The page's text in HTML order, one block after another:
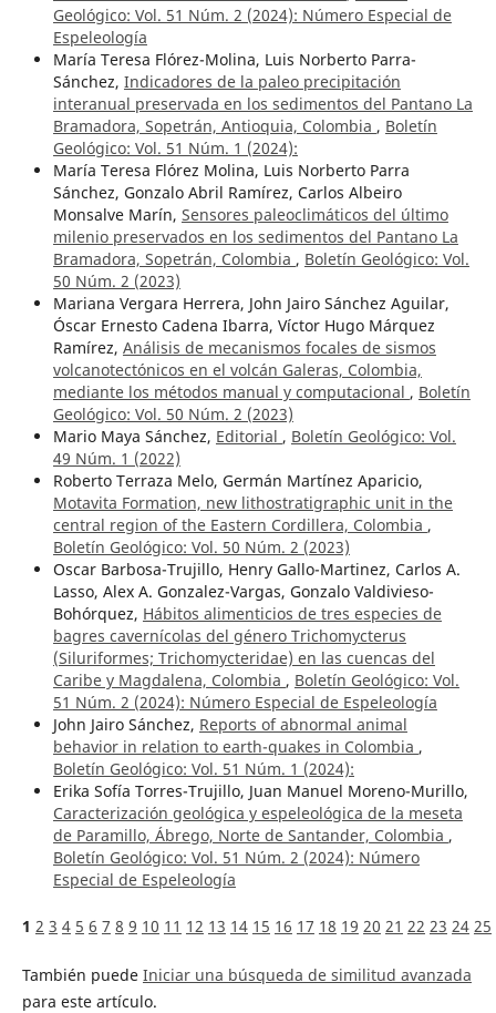
Geológico: Vol. 51 Núm. 2 (2024): Número Especial de
Espeleología
María Teresa Flórez-Molina, Luis Norberto Parra-
Sánchez, Indicadores de la paleo precipitación
interanual preservada en los sedimentos del Pantano La
Bramadora, Sopetrán, Antioquia, Colombia , Boletín
Geológico: Vol. 51 Núm. 1 (2024):
María Teresa Flórez Molina, Luis Norberto Parra
Sánchez, Gonzalo Abril Ramírez, Carlos Albeiro
Monsalve Marín, Sensores paleoclimáticos del último
milenio preservados en los sedimentos del Pantano La
Bramadora, Sopetrán, Colombia , Boletín Geológico: Vol.
50 Núm. 2 (2023)
Mariana Vergara Herrera, John Jairo Sánchez Aguilar,
Óscar Ernesto Cadena Ibarra, Víctor Hugo Márquez
Ramírez, Análisis de mecanismos focales de sismos
volcanotectónicos en el volcán Galeras, Colombia,
mediante los métodos manual y computacional , Boletín
Geológico: Vol. 50 Núm. 2 (2023)
Mario Maya Sánchez, Editorial , Boletín Geológico: Vol.
49 Núm. 1 (2022)
Roberto Terraza Melo, Germán Martínez Aparicio,
Motavita Formation, new lithostratigraphic unit in the
central region of the Eastern Cordillera, Colombia ,
Boletín Geológico: Vol. 50 Núm. 2 (2023)
Oscar Barbosa-Trujillo, Henry Gallo-Martinez, Carlos A.
Lasso, Alex A. Gonzalez-Vargas, Gonzalo Valdivieso-
Bohórquez, Hábitos alimenticios de tres especies de
bagres cavernícolas del género Trichomycterus
(Siluriformes; Trichomycteridae) en las cuencas del
Caribe y Magdalena, Colombia , Boletín Geológico: Vol.
51 Núm. 2 (2024): Número Especial de Espeleología
John Jairo Sánchez, Reports of abnormal animal
behavior in relation to earth-quakes in Colombia ,
Boletín Geológico: Vol. 51 Núm. 1 (2024):
Erika Sofía Torres-Trujillo, Juan Manuel Moreno-Murillo,
Caracterización geológica y espeleológica de la meseta
de Paramillo, Ábrego, Norte de Santander, Colombia ,
Boletín Geológico: Vol. 51 Núm. 2 (2024): Número
Especial de Espeleología
1 2 3 4 5 6 7 8 9 10 11 12 13 14 15 16 17 18 19 20 21 22 23 24 25
También puede Iniciar una búsqueda de similitud avanzada
para este artículo.